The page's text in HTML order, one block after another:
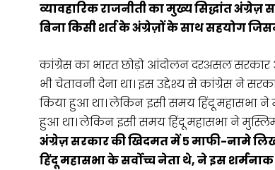
व्यावहारिक राजनीती का मुख्य सिद्धांत
बिना किसी शर्त के अंग्रेज़ों के साथ सहयोग
कांग्रेस का भारत छोड़ो आंदोलन दरअसल
भी चेतावनी देना था। इस उद्देश्य से कांग्रेस ने
किया हुआ था। लेकिन इसी समय हिंदू महासभा
हुआ था। लेकिन इसी समय हिंदू महासभा ने
अंग्रेज़ सरकार की खिदमत में ५ माफी-नामे
हिंदू महासभा के सर्वोच्च नेता थे, ने इस